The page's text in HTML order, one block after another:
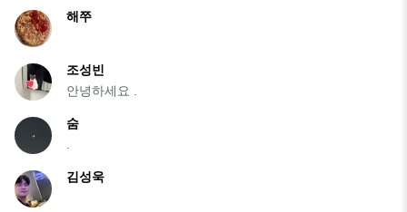
해쭈
조성빈
안녕하세요 .
숨
.
김성욱